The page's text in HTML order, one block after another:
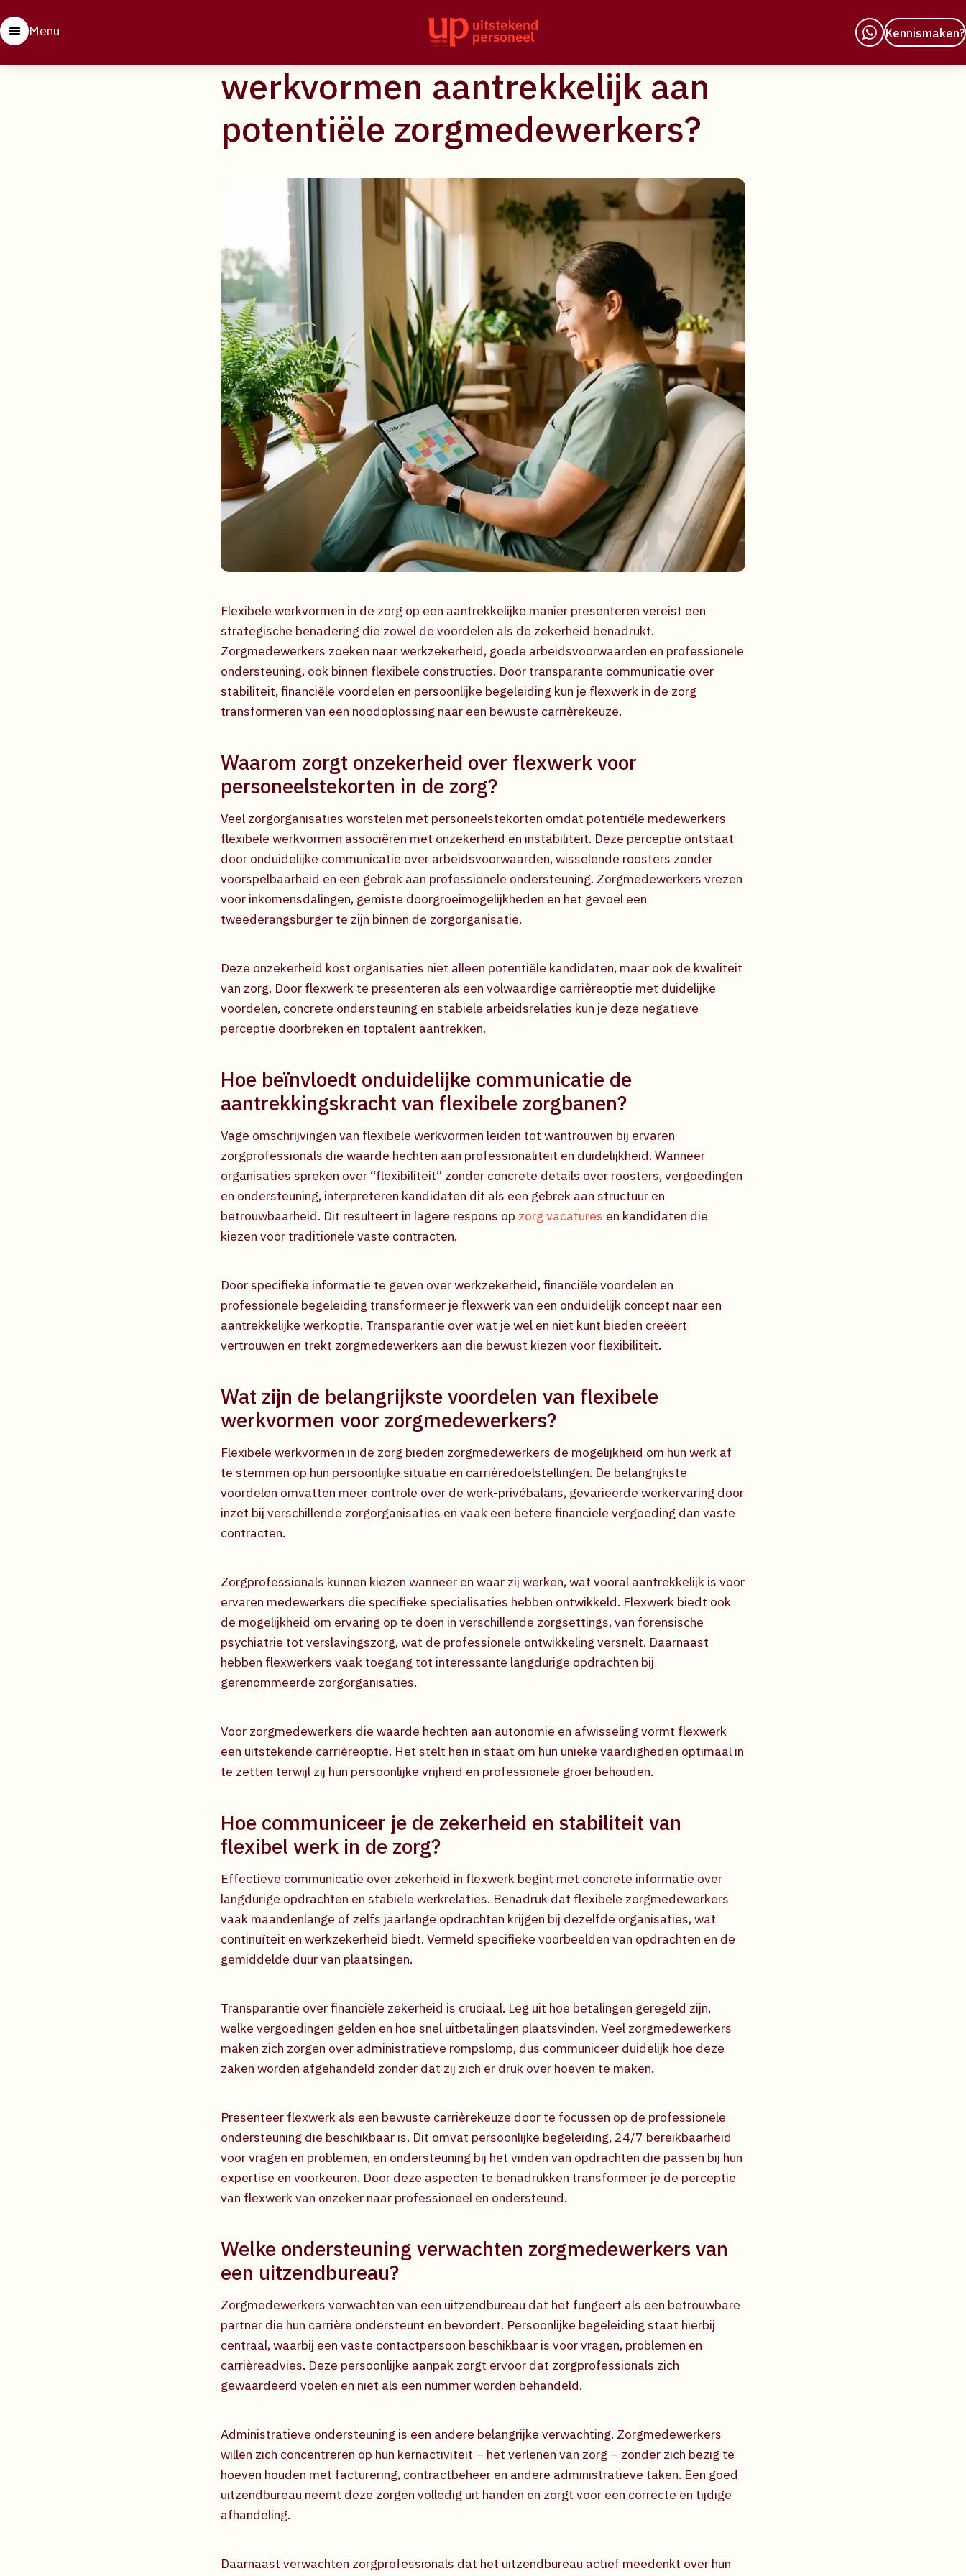
Menu Kennismaken?
Hoe presenteer je flexibele
werkvormen aantrekkelijk aan
potentiële zorgmedewerkers?
Flexibele werkvormen in de zorg op een aantrekkelijke manier presenteren vereist een
strategische benadering die zowel de voordelen als de zekerheid benadrukt.
Zorgmedewerkers zoeken naar werkzekerheid, goede arbeidsvoorwaarden en professionele
ondersteuning, ook binnen flexibele constructies. Door transparante communicatie over
stabiliteit, financiële voordelen en persoonlijke begeleiding kun je flexwerk in de zorg
transformeren van een noodoplossing naar een bewuste carrièrekeuze.
Waarom zorgt onzekerheid over flexwerk voor
personeelstekorten in de zorg?
Veel zorgorganisaties worstelen met personeelstekorten omdat potentiële medewerkers
flexibele werkvormen associëren met onzekerheid en instabiliteit. Deze perceptie ontstaat
door onduidelijke communicatie over arbeidsvoorwaarden, wisselende roosters zonder
voorspelbaarheid en een gebrek aan professionele ondersteuning. Zorgmedewerkers vrezen
voor inkomensdalingen, gemiste doorgroeimogelijkheden en het gevoel een
tweederangsburger te zijn binnen de zorgorganisatie.
Deze onzekerheid kost organisaties niet alleen potentiële kandidaten, maar ook de kwaliteit
van zorg. Door flexwerk te presenteren als een volwaardige carrièreoptie met duidelijke
voordelen, concrete ondersteuning en stabiele arbeidsrelaties kun je deze negatieve
perceptie doorbreken en toptalent aantrekken.
Hoe beïnvloedt onduidelijke communicatie de
aantrekkingskracht van flexibele zorgbanen?
Vage omschrijvingen van flexibele werkvormen leiden tot wantrouwen bij ervaren
zorgprofessionals die waarde hechten aan professionaliteit en duidelijkheid. Wanneer
organisaties spreken over “flexibiliteit” zonder concrete details over roosters, vergoedingen
en ondersteuning, interpreteren kandidaten dit als een gebrek aan structuur en
betrouwbaarheid. Dit resulteert in lagere respons op zorg vacatures en kandidaten die
kiezen voor traditionele vaste contracten.
Door specifieke informatie te geven over werkzekerheid, financiële voordelen en
professionele begeleiding transformeer je flexwerk van een onduidelijk concept naar een
aantrekkelijke werkoptie. Transparantie over wat je wel en niet kunt bieden creëert
vertrouwen en trekt zorgmedewerkers aan die bewust kiezen voor flexibiliteit.
Wat zijn de belangrijkste voordelen van flexibele
werkvormen voor zorgmedewerkers?
Flexibele werkvormen in de zorg bieden zorgmedewerkers de mogelijkheid om hun werk af
te stemmen op hun persoonlijke situatie en carrièredoelstellingen. De belangrijkste
voordelen omvatten meer controle over de werk-privébalans, gevarieerde werkervaring door
inzet bij verschillende zorgorganisaties en vaak een betere financiële vergoeding dan vaste
contracten.
Zorgprofessionals kunnen kiezen wanneer en waar zij werken, wat vooral aantrekkelijk is voor
ervaren medewerkers die specifieke specialisaties hebben ontwikkeld. Flexwerk biedt ook
de mogelijkheid om ervaring op te doen in verschillende zorgsettings, van forensische
psychiatrie tot verslavingszorg, wat de professionele ontwikkeling versnelt. Daarnaast
hebben flexwerkers vaak toegang tot interessante langdurige opdrachten bij
gerenommeerde zorgorganisaties.
Voor zorgmedewerkers die waarde hechten aan autonomie en afwisseling vormt flexwerk
een uitstekende carrièreoptie. Het stelt hen in staat om hun unieke vaardigheden optimaal in
te zetten terwijl zij hun persoonlijke vrijheid en professionele groei behouden.
Hoe communiceer je de zekerheid en stabiliteit van
flexibel werk in de zorg?
Effectieve communicatie over zekerheid in flexwerk begint met concrete informatie over
langdurige opdrachten en stabiele werkrelaties. Benadruk dat flexibele zorgmedewerkers
vaak maandenlange of zelfs jaarlange opdrachten krijgen bij dezelfde organisaties, wat
continuïteit en werkzekerheid biedt. Vermeld specifieke voorbeelden van opdrachten en de
gemiddelde duur van plaatsingen.
Transparantie over financiële zekerheid is cruciaal. Leg uit hoe betalingen geregeld zijn,
welke vergoedingen gelden en hoe snel uitbetalingen plaatsvinden. Veel zorgmedewerkers
maken zich zorgen over administratieve rompslomp, dus communiceer duidelijk hoe deze
zaken worden afgehandeld zonder dat zij zich er druk over hoeven te maken.
Presenteer flexwerk als een bewuste carrièrekeuze door te focussen op de professionele
ondersteuning die beschikbaar is. Dit omvat persoonlijke begeleiding, 24/7 bereikbaarheid
voor vragen en problemen, en ondersteuning bij het vinden van opdrachten die passen bij hun
expertise en voorkeuren. Door deze aspecten te benadrukken transformeer je de perceptie
van flexwerk van onzeker naar professioneel en ondersteund.
Welke ondersteuning verwachten zorgmedewerkers van
een uitzendbureau?
Zorgmedewerkers verwachten van een uitzendbureau dat het fungeert als een betrouwbare
partner die hun carrière ondersteunt en bevordert. Persoonlijke begeleiding staat hierbij
centraal, waarbij een vaste contactpersoon beschikbaar is voor vragen, problemen en
carrièreadvies. Deze persoonlijke aanpak zorgt ervoor dat zorgprofessionals zich
gewaardeerd voelen en niet als een nummer worden behandeld.
Administratieve ondersteuning is een andere belangrijke verwachting. Zorgmedewerkers
willen zich concentreren op hun kernactiviteit – het verlenen van zorg – zonder zich bezig te
hoeven houden met facturering, contractbeheer en andere administratieve taken. Een goed
uitzendbureau neemt deze zorgen volledig uit handen en zorgt voor een correcte en tijdige
afhandeling.
Daarnaast verwachten zorgprofessionals dat het uitzendbureau actief meedenkt over hun